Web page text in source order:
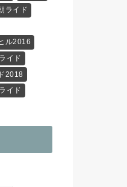
ライド
ル2016
イド
2018
イド